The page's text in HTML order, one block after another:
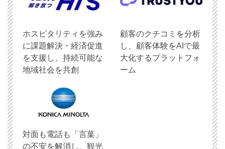
ホスピタリティを強み
に課題解決・経済促進
を支援し、持続可能な
地域社会を共創
顧客のクチコミを分析
し、顧客体験をAIで最
大化するプラットフォ
ーム
対面も電話も「言葉」
の不安を解消し、観光